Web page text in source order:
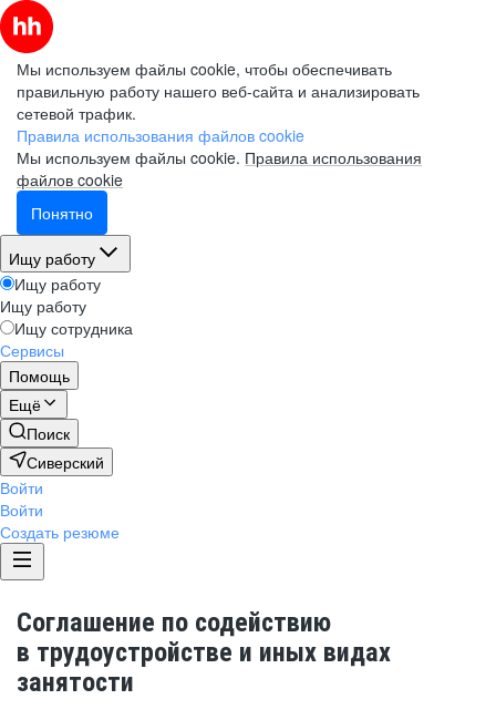
Мы используем файлы cookie, чтобы обеспечивать
правильную работу нашего веб-сайта и анализировать
сетевой трафик.
Правила использования файлов cookie
Мы используем файлы cookie. Правила использования
файлов cookie
Понятно
Ищу работу
Ищу работу
Ищу работу
Ищу сотрудника
Сервисы
Помощь
Ещё
Поиск
Сиверский
Войти
Войти
Создать резюме
Соглашение по содействию
в трудоустройстве и иных видах
занятости